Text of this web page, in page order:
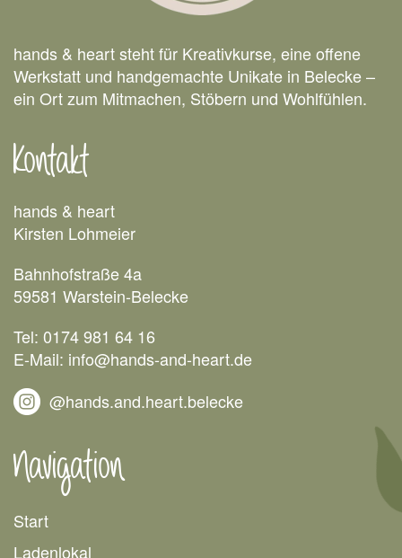
hands & heart steht für Kreativkurse, eine offene
Werkstatt und handgemachte Unikate in Belecke –
ein Ort zum Mitmachen, Stöbern und Wohlfühlen.
Kontakt
hands & heart
Kirsten Lohmeier
Bahnhofstraße 4a
59581 Warstein-Belecke
Tel: 0174 981 64 16
E-Mail: info@hands-and-heart.de
@hands.and.heart.belecke
Navigation
Start
Ladenlokal